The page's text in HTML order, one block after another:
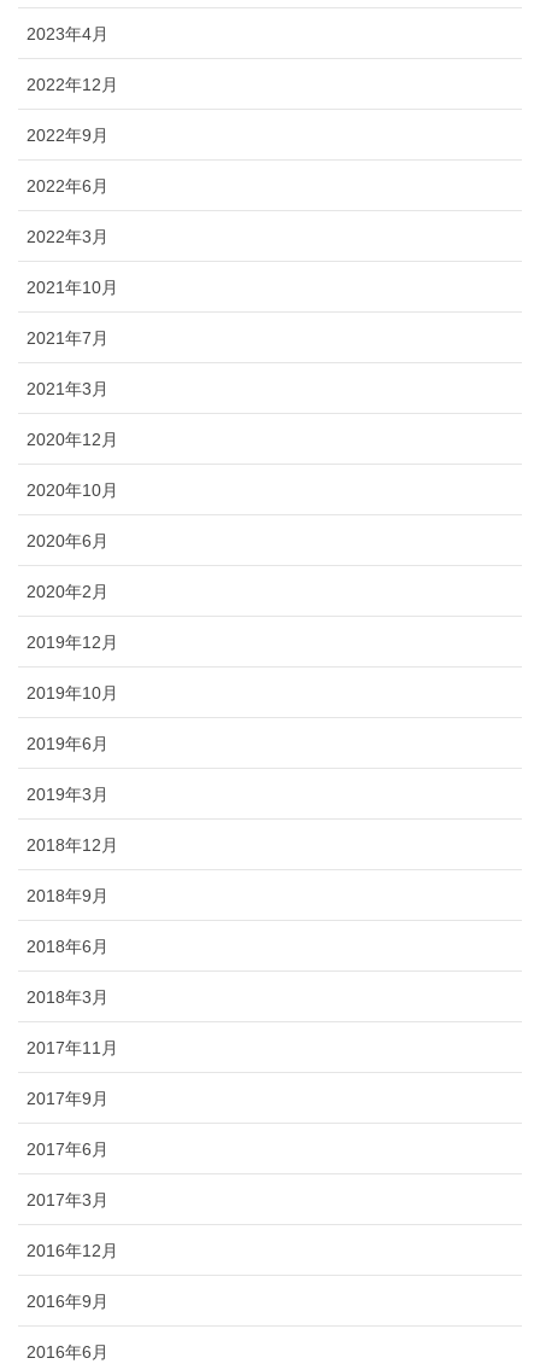
2023年4月
2022年12月
2022年9月
2022年6月
2022年3月
2021年10月
2021年7月
2021年3月
2020年12月
2020年10月
2020年6月
2020年2月
2019年12月
2019年10月
2019年6月
2019年3月
2018年12月
2018年9月
2018年6月
2018年3月
2017年11月
2017年9月
2017年6月
2017年3月
2016年12月
2016年9月
2016年6月